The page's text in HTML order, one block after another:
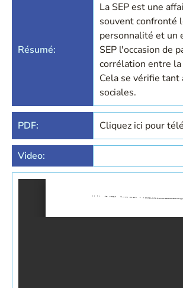
Résumé:
La SEP est une
souvent confronté
personnalité et un
SEP l'occasion de
corrélation entre
Cela se vérifie tant
sociales.
PDF: Cliquez ici pour
Video: